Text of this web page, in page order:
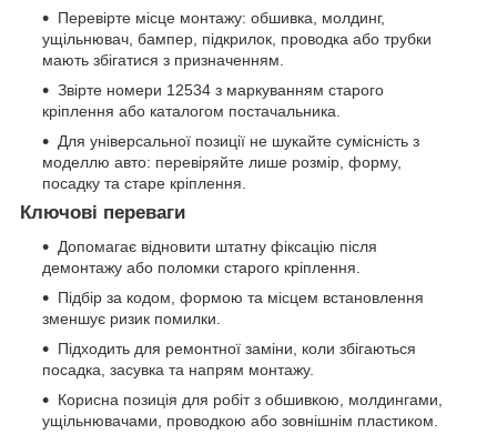
Перевірте місце монтажу: обшивка, молдинг,
ущільнювач, бампер, підкрилок, проводка або трубки
мають збігатися з призначенням.
Звірте номери 12534 з маркуванням старого
кріплення або каталогом постачальника.
Для універсальної позиції не шукайте сумісність з
моделлю авто: перевіряйте лише розмір, форму,
посадку та старе кріплення.
Ключові переваги
Допомагає відновити штатну фіксацію після
демонтажу або поломки старого кріплення.
Підбір за кодом, формою та місцем встановлення
зменшує ризик помилки.
Підходить для ремонтної заміни, коли збігаються
посадка, засувка та напрям монтажу.
Корисна позиція для робіт з обшивкою, молдингами,
ущільнювачами, проводкою або зовнішнім пластиком.